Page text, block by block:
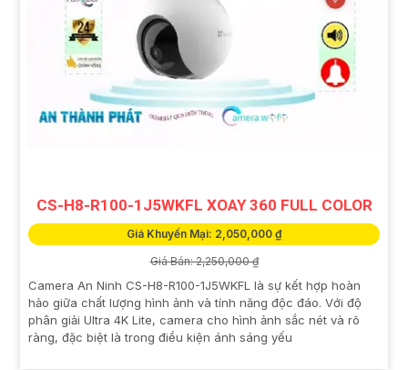
CS-H8-R100-1J5WKFL XOAY 360 FULL COLOR
Giá Khuyến Mại: 2,050,000 ₫
Giá Bán: 2,250,000 ₫
Camera An Ninh CS-H8-R100-1J5WKFL là sự kết hợp hoàn
hảo giữa chất lượng hình ảnh và tính năng độc đáo. Với độ
phân giải Ultra 4K Lite, camera cho hình ảnh sắc nét và rõ
ràng, đặc biệt là trong điều kiện ánh sáng yếu